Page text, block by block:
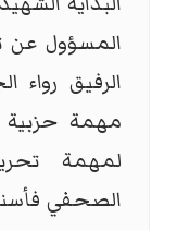
المسؤول عن
الرفيق رواء
مهمة
لمهمة
الصحفي